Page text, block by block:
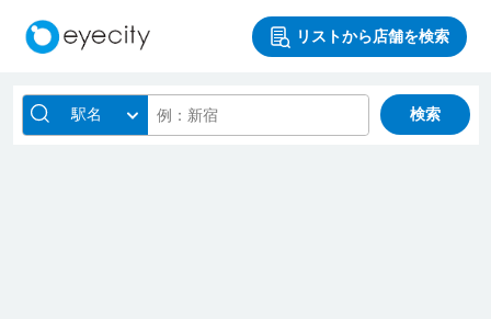
リストから店舗を検索
駅名 検索